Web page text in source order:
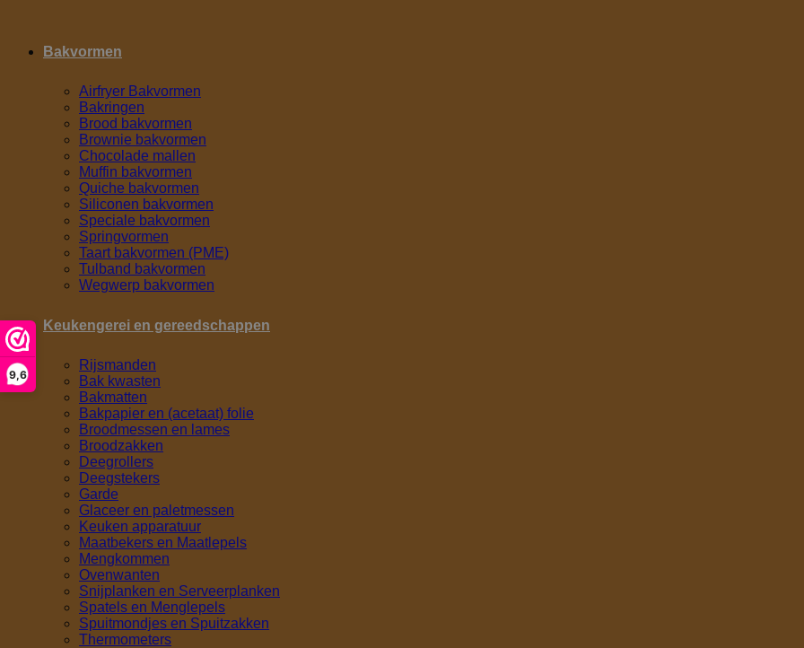
9,6
Bakvormen
Airfryer Bakvormen
Bakringen
Brood bakvormen
Brownie bakvormen
Chocolade mallen
Muffin bakvormen
Quiche bakvormen
Siliconen bakvormen
Speciale bakvormen
Springvormen
Taart bakvormen (PME)
Tulband bakvormen
Wegwerp bakvormen
Keukengerei en gereedschappen
Rijsmanden
Bak kwasten
Bakmatten
Bakpapier en (acetaat) folie
Broodmessen en lames
Broodzakken
Deegrollers
Deegstekers
Garde
Glaceer en paletmessen
Keuken apparatuur
Maatbekers en Maatlepels
Mengkommen
Ovenwanten
Snijplanken en Serveerplanken
Spatels en Menglepels
Spuitmondjes en Spuitzakken
Thermometers